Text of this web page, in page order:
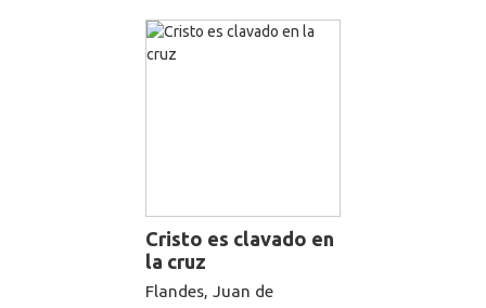
Cristo es clavado en
la cruz
Flandes, Juan de